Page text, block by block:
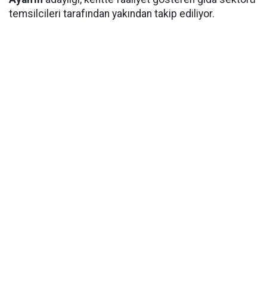
temsilcileri tarafından yakından takip ediliyor.